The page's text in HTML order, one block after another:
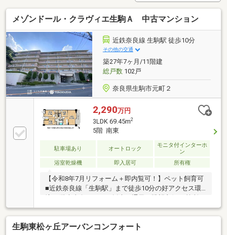
メゾンドール・クラヴィエ生駒Ａ 中古マンション
近鉄奈良線 生駒駅 徒歩10分
その他の交通
築27年7ヶ月/11階建
総戸数102戸
奈良県生駒市元町２
2,290万円
3LDK 69.45m2
5階 南東
駐車場あり オートロック
モニタ付インターホ
ン
浴室乾燥機
即入居可 所有権
【令和8年7月リフォーム＋即内覧可！】ペット飼育可
■近鉄奈良線「生駒駅」まで徒歩10分の好アクセス環
WIC+ファミリークローゼット付き
生駒東松ヶ丘アーバンコンフォート